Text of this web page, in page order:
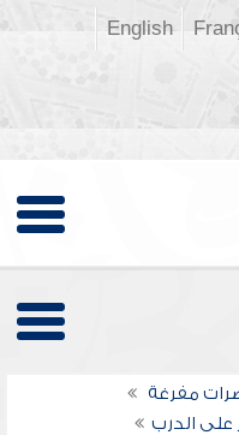
English
مفرغة
على الدرب